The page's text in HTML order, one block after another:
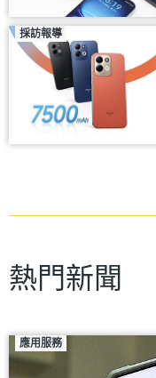
採訪報導
熱門新聞
應用服務